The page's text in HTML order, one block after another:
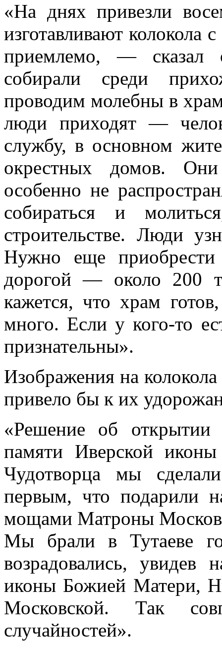
«На днях привезли
изготавливают
приемлемо, —
собирали среди
проводим молебны в
люди приходят —
службу, в основном
окрестных домов.
особенно не
собираться и
строительстве. Люди
Нужно еще
дорогой — около 200
кажется, что храм
много. Если у кого-то
признательны».
Изображения на колокола
привело бы к их
«Решение об
памяти Иверской
Чудотворца мы
первым, что подарили
мощами Матроны
Мы брали в Тутаеве
возрадовались, увидев
иконы Божией Матери,
Московской. Так
случайностей».